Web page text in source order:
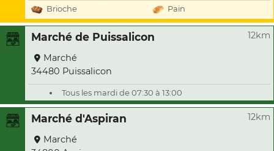
Brioche Pain
Marché de Puissalicon 12km
Marché
34480 Puissalicon
Tous les mardi de 07:30 à 13:00
Marché d'Aspiran 12km
Marché